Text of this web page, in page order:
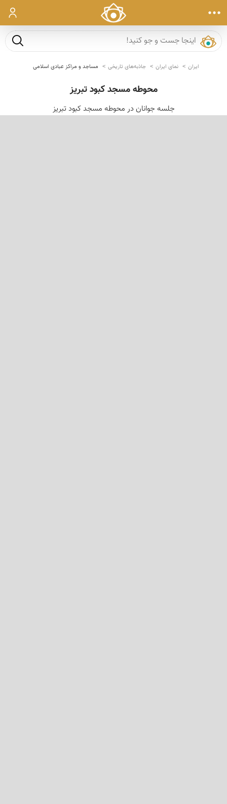
ورود
جست و
ایران نمای ایران جاذبه‌های تاریخی مساجد و مراکز عبادی اسلامی
محوطه مسجد كبود تبریز
جلسه جوانان در محوطه مسجد كبود تبریز